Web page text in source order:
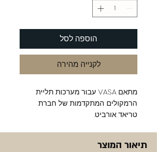
הוספה לסל
לקנייה מהירה
מתאם VASA עבור מערכות תליית
הרמקולים המתקדמות של חברת
טריאד אורביט.
תיאור המוצר